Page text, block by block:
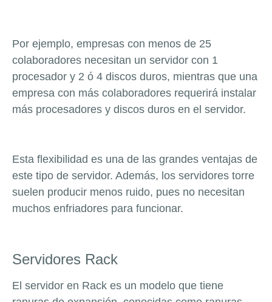
Por ejemplo, empresas con menos de 25
colaboradores necesitan un servidor con 1
procesador y 2 ó 4 discos duros, mientras que una
empresa con más colaboradores requerirá instalar
más procesadores y discos duros en el servidor.
Esta flexibilidad es una de las grandes ventajas de
este tipo de servidor. Además, los servidores torre
suelen producir menos ruido, pues no necesitan
muchos enfriadores para funcionar.
Servidores Rack
El servidor en Rack es un modelo que tiene